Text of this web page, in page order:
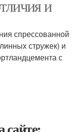
и
спрессованной
стружек) и
с